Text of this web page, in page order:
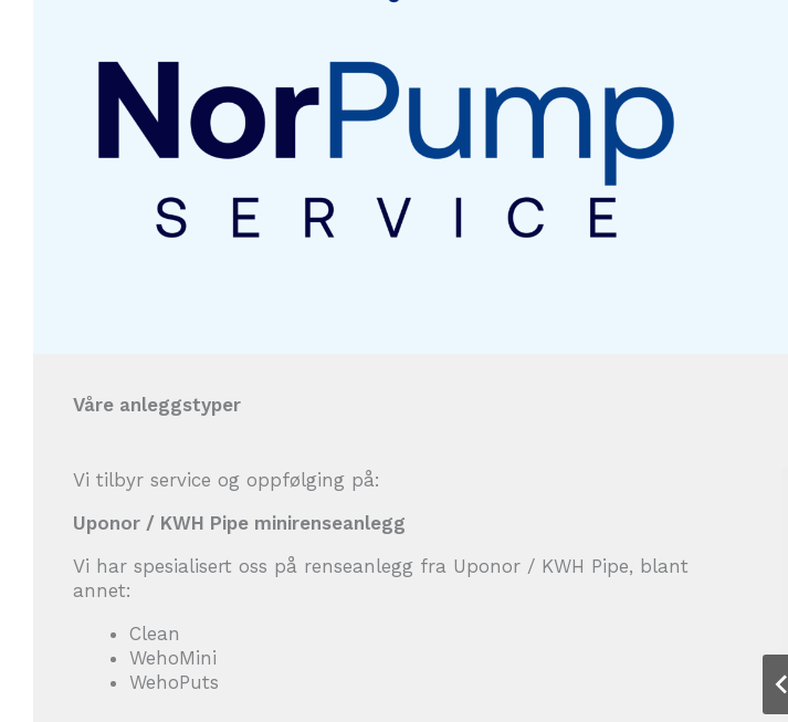
Våre anleggstyper
Vi tilbyr service og oppfølging på:
Uponor / KWH Pipe minirenseanlegg
Vi har spesialisert oss på renseanlegg fra Uponor / KWH Pipe, blant
annet:
Clean
WehoMini
WehoPuts